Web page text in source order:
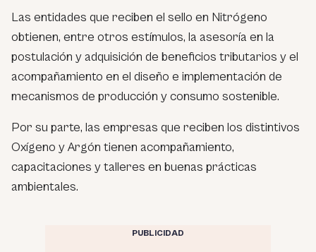
Las entidades que reciben el sello en Nitrógeno
obtienen, entre otros estímulos, la asesoría en la
postulación y adquisición de beneficios tributarios y el
acompañamiento en el diseño e implementación de
mecanismos de producción y consumo sostenible.
Por su parte, las empresas que reciben los distintivos
Oxígeno y Argón tienen acompañamiento,
capacitaciones y talleres en buenas prácticas
ambientales.
PUBLICIDAD